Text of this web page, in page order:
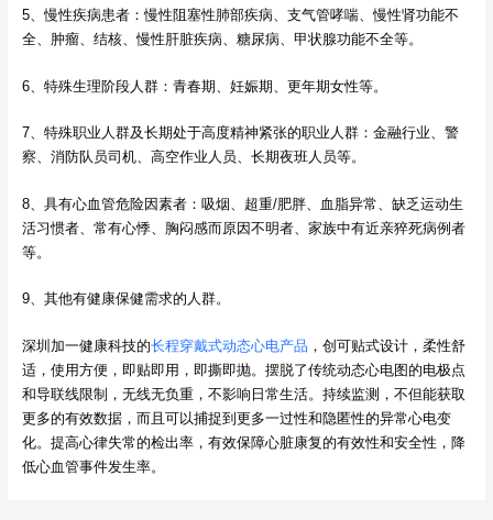
5、慢性疾病患者：慢性阻塞性肺部疾病、支气管哮喘、慢性肾功能不
全、肿瘤、结核、慢性肝脏疾病、糖尿病、甲状腺功能不全等。
6、特殊生理阶段人群：青春期、妊娠期、更年期女性等。
7、特殊职业人群及长期处于高度精神紧张的职业人群：金融行业、警
察、消防队员司机、高空作业人员、长期夜班人员等。
8、具有心血管危险因素者：吸烟、超重/肥胖、血脂异常、缺乏运动生
活习惯者、常有心悸、胸闷感而原因不明者、家族中有近亲猝死病例者
等。
9、其他有健康保健需求的人群。
深圳加一健康科技的长程穿戴式动态心电产品 ，创可贴式设计，柔性舒
适，使用方便，即贴即用，即撕即抛。摆脱了传统动态心电图的电极点
和导联线限制，无线无负重，不影响日常生活。持续监测，不但能获取
更多的有效数据，而且可以捕捉到更多一过性和隐匿性的异常心电变
化。提高心律失常的检出率，有效保障心脏康复的有效性和安全性，降
低心血管事件发生率。